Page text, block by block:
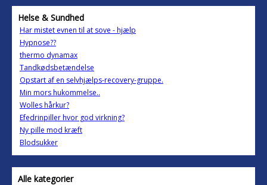
Helse & Sundhed
Har mistet evnen til at sove - hjælp
Hypnose??
thermo dynamax
Tandkødsbetændelse
Opstart af en selvhjælps-recovery-gruppe.
Min mors hukommelse..
Wolles hårkur?
Efedrinpiller hvor god virkning?
Ny pille mod kræft
Blodsukker
Alle kategorier